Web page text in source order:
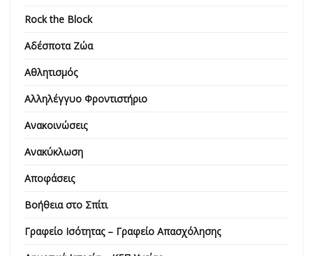
Rock the Block
Αδέσποτα Ζώα
Αθλητισμός
Αλληλέγγυο Φροντιστήριο
Ανακοινώσεις
Ανακύκλωση
Αποφάσεις
Βοήθεια στο Σπίτι
Γραφείο Ισότητας – Γραφείο Απασχόλησης